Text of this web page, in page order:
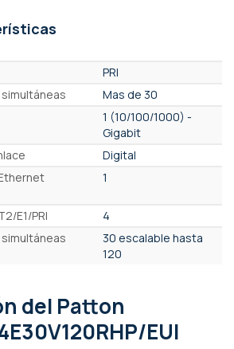
PRI
Mas de 30
1 (10/100/1000) -
Gigabit
Digital
1
E1/PRI
4
30 escalable hasta
120
del Patton
EUI